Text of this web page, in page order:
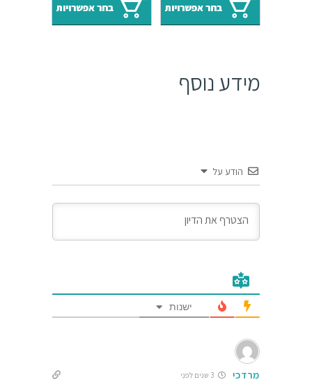
בחר אפשרויות בחר אפשרויות
מידע נוסף
הודע על
ישנות
מרדכי 3 שנים לִפנֵי